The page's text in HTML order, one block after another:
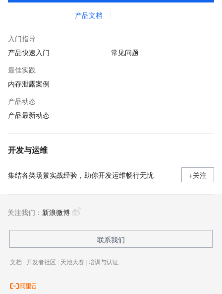
产品文档
入门指导
产品快速入门
常见问题
最佳实践
内存泄露案例
产品动态
产品最新动态
开发与运维
集结各类场景实战经验，助你开发运维畅行无忧 +关注
关注我们： 新浪微博
联系我们
文档 | 开发者社区 | 天池大赛 | 培训与认证